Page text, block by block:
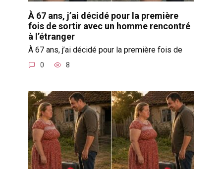
À 67 ans, j’ai décidé pour la première
fois de sortir avec un homme rencontré
à l’étranger
À 67 ans, j’ai décidé pour la première fois de
0 8